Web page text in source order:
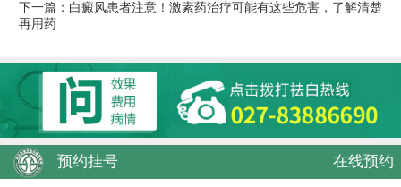
下一篇： 白癜风患者注意！激素药治疗可能有这些危害，了解清楚
再用药
预约挂号 在线预约